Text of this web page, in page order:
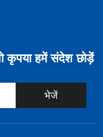
कृपया हमें संदेश छोड़ें
भेजें